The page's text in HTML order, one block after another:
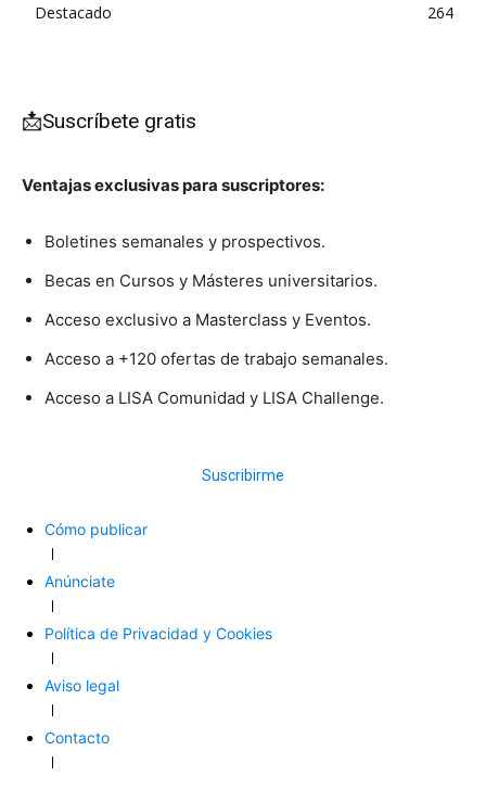
Destacado
264
📩Suscríbete gratis
Ventajas exclusivas para suscriptores:
Boletines semanales y prospectivos.
Becas en Cursos y Másteres universitarios.
Acceso exclusivo a Masterclass y Eventos.
Acceso a +120 ofertas de trabajo semanales.
Acceso a LISA Comunidad y LISA Challenge.
Suscribirme
Cómo publicar
Anúnciate
Política de Privacidad y Cookies
Aviso legal
Contacto